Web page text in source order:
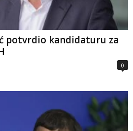
potvrdio kandidaturu za
0